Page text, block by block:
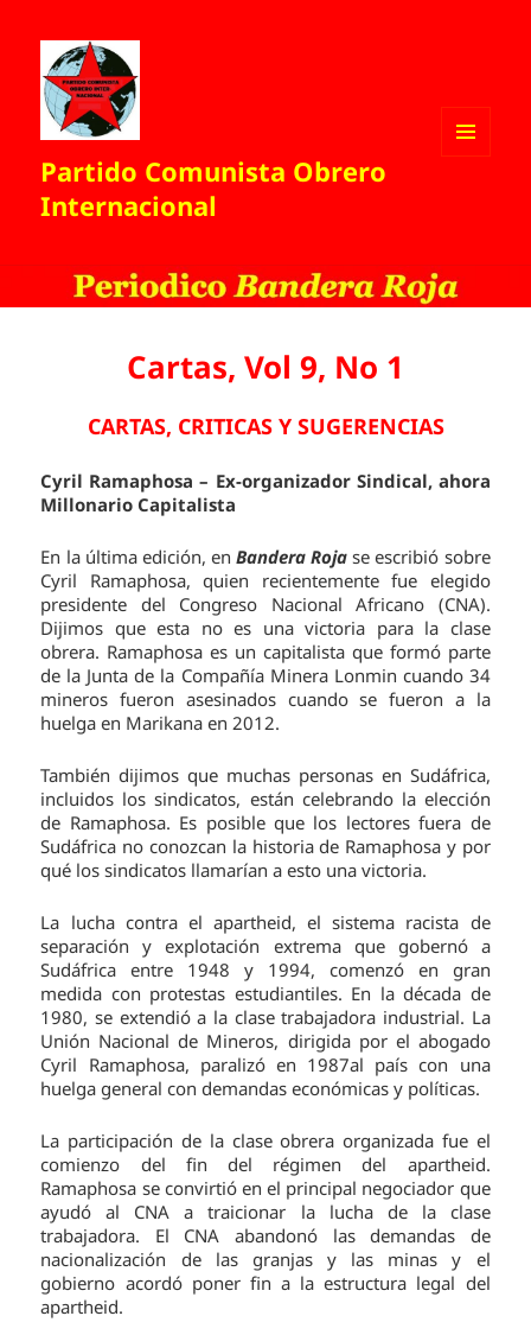
Partido Comunista Obrero
Internacional
Cartas, Vol 9, No 1
CARTAS, CRITICAS Y SUGERENCIAS
Cyril Ramaphosa – Ex-organizador Sindical, ahora
Millonario Capitalista
En la última edición, enBandera Roja se escribió sobre
Cyril Ramaphosa, quien recientemente fue elegido
presidente del Congreso Nacional Africano (CNA).
Dijimos que esta no es una victoria para la clase
obrera. Ramaphosa es un capitalista que formó parte
de la Junta de la Compañía Minera Lonmin cuando 34
mineros fueron asesinados cuando se fueron a la
huelga en Marikana en 2012.
También dijimos que muchas personas en Sudáfrica,
incluidos los sindicatos, están celebrando la elección
de Ramaphosa. Es posible que los lectores fuera de
Sudáfrica no conozcan la historia de Ramaphosa y por
qué los sindicatos llamarían a esto una victoria.
La lucha contra el apartheid, el sistema racista de
separación y explotación extrema que gobernó a
Sudáfrica entre 1948 y 1994, comenzó en gran
medida con protestas estudiantiles. En la década de
1980, se extendió a la clase trabajadora industrial. La
Unión Nacional de Mineros, dirigida por el abogado
Cyril Ramaphosa, paralizó en 1987al país con una
huelga general con demandas económicas y políticas.
La participación de la clase obrera organizada fue el
comienzo del fin del régimen del apartheid.
Ramaphosa se convirtió en el principal negociador que
ayudó al CNA a traicionar la lucha de la clase
trabajadora. El CNA abandonó las demandas de
nacionalización de las granjas y las minas y el
gobierno acordó poner fin a la estructura legal del
apartheid.